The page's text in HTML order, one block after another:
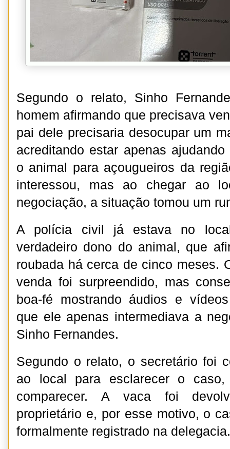
Segundo o relato, Sinho
homem afirmando que precisava
pai dele precisaria desocupar um
acreditando estar apenas
o animal para açougueiros da
interessou, mas ao chegar ao
negociação, a situação tomou um
A polícia civil já estava no
verdadeiro dono do animal, que
roubada há cerca de cinco meses.
venda foi surpreendido, mas
boa-fé mostrando áudios e
que ele apenas intermediava a
Sinho Fernandes.
Segundo o relato, o secretário foi
ao local para esclarecer o
comparecer. A vaca foi
proprietário e, por esse motivo, o
formalmente registrado na delegacia.